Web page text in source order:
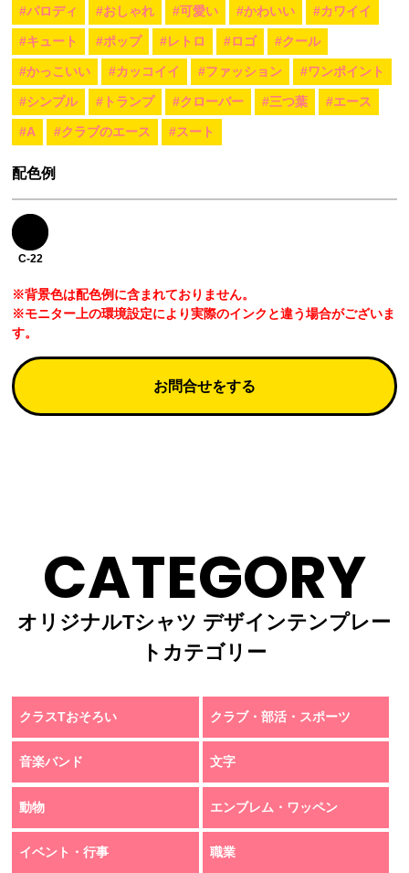
#パロディ #おしゃれ #可愛い #かわいい #カワイイ
#キュート #ポップ #レトロ #ロゴ #クール
#かっこいい #カッコイイ #ファッション #ワンポイント
#シンプル #トランプ #クローバー #三つ葉 #エース
#A #クラブのエース #スート
配色例
C-22
※背景色は配色例に含まれておりません。
※モニター上の環境設定により実際のインクと違う場合がございま
す。
お問合せをする
CATEGORY
オリジナルTシャツ デザインテンプレー
トカテゴリー
クラスTおそろい クラブ・部活・スポーツ
音楽バンド 文字
動物 エンブレム・ワッペン
イベント・行事 職業